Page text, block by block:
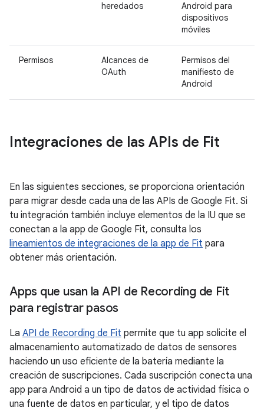
heredados
Android para
dispositivos
móviles
Permisos
Alcances de
OAuth
Permisos del
manifiesto de
Android
Integraciones de las APIs de Fit
En las siguientes secciones, se proporciona orientación
para migrar desde cada una de las APIs de Google Fit. Si
tu integración también incluye elementos de la IU que se
conectan a la app de Google Fit, consulta los
lineamientos de integraciones de la app de Fit para
obtener más orientación.
Apps que usan la API de Recording de Fit
para registrar pasos
La API de Recording de Fit permite que tu app solicite el
almacenamiento automatizado de datos de sensores
haciendo un uso eficiente de la batería mediante la
creación de suscripciones. Cada suscripción conecta una
app para Android a un tipo de datos de actividad física o
una fuente de datos en particular, y el tipo de datos